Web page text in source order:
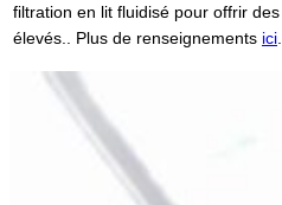
filtration en lit fluidisé pour offrir
élevés.. Plus de renseignements ici